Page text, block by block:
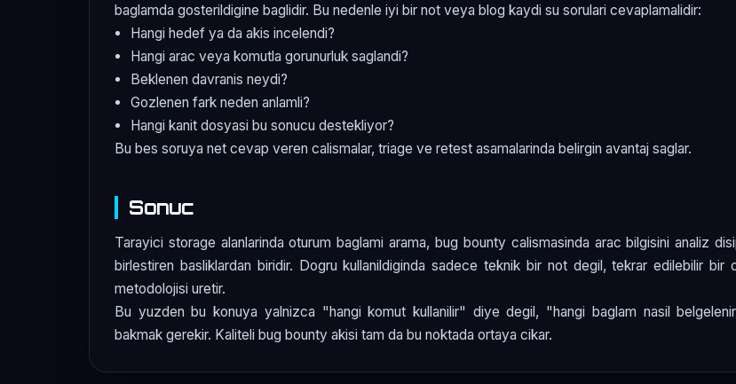
baglamda gosterildigine baglidir. Bu nedenle iyi bir not veya blog kaydi su sorulari cevaplamalidir:
Hangi hedef ya da akis incelendi?
Hangi arac veya komutla gorunurluk saglandi?
Beklenen davranis neydi?
Gozlenen fark neden anlamli?
Hangi kanit dosyasi bu sonucu destekliyor?
Bu bes soruya net cevap veren calismalar, triage ve retest asamalarinda belirgin avantaj saglar.
Sonuc
Tarayici storage alanlarinda oturum baglami arama, bug bounty calismasinda arac bilgisini analiz
birlestiren basliklardan biridir. Dogru kullanildiginda sadece teknik bir not degil, tekrar edilebilir bir
metodolojisi uretir.
Bu yuzden bu konuya yalnizca "hangi komut kullanilir" diye degil, "hangi baglam nasil
bakmak gerekir. Kaliteli bug bounty akisi tam da bu noktada ortaya cikar.